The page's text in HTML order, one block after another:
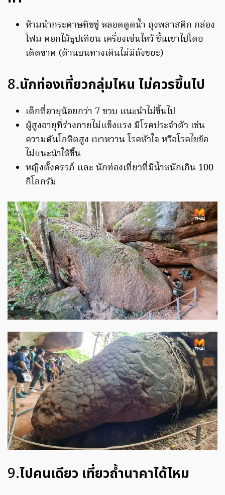
ห้ามนำกระดาษทิชชู่ หลอดดูดน้ำ ถุงพลาสติก กล่อง
โฟม ดอกไม้ธูปเทียน เครื่องเซ่นไหว้ ขึ้นเขาไปโดย
เด็ดขาด (ด้านบนทางเดินไม่มีถังขยะ)
8.นักท่องเที่ยวกลุ่มไหน ไม่ควรขึ้นไป
เด็กที่อายุน้อยกว่า 7 ขวบ แนะนำไม่ขึ้นไป
ผู้สูงอายุที่ร่างกายไม่แข็งแรง มีโรคประจำตัว เช่น
ความดันโลหิตสูง เบาหวาน โรคหัวใจ หรือโรคไขข้อ
ไม่แนะนำให้ขึ้น
หญิงตั้งครรภ์ และ นักท่องเที่ยวที่มีน้ำหนักเกิน 100
กิโลกรัม
9.ไปคนเดียว เที่ยวถ้ำนาคาได้ไหม